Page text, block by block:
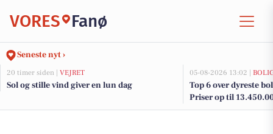
VORES Fanø
Seneste nyt ›
20 timer siden | VEJRET
Sol og stille vind giver en lun dag
05-08-2026 13:02 |
Top 6 over dyreste
Priser op til